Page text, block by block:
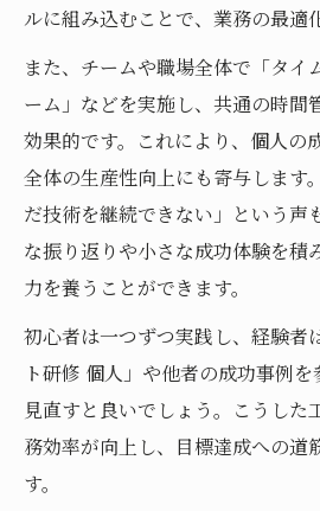
ルに組み込むことで、業務の最適
また、チームや職場全体で「タイ
ーム」などを実施し、共通の時間
効果的です。これにより、個人の
全体の生産性向上にも寄与します
だ技術を継続できない」という声
な振り返りや小さな成功体験を積
力を養うことができます。
初心者は一つずつ実践し、経験者
ト研修 個人」や他者の成功事例
見直すと良いでしょう。こうした
務効率が向上し、目標達成への道
す。